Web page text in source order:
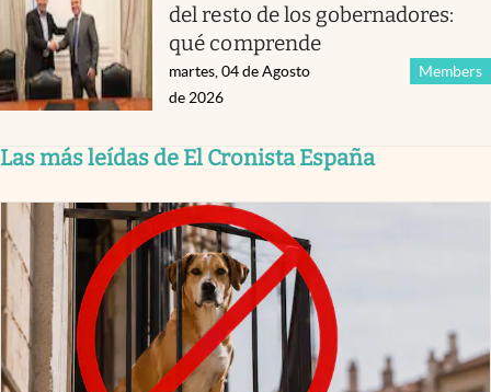
del resto de los gobernadores:
qué comprende
Members
martes, 04 de Agosto
de 2026
Las más leídas de El Cronista España